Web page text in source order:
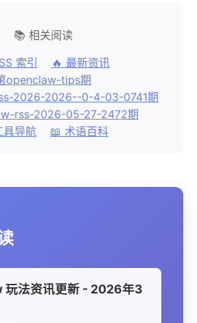
📚 相关阅读
索引
🔥 最新资讯
openclaw-tips期
2026-2026--0-4-03-0741期
rss-2026-05-27-2472期
导航
📖 术语百科
玩法资讯更新 - 2026年3